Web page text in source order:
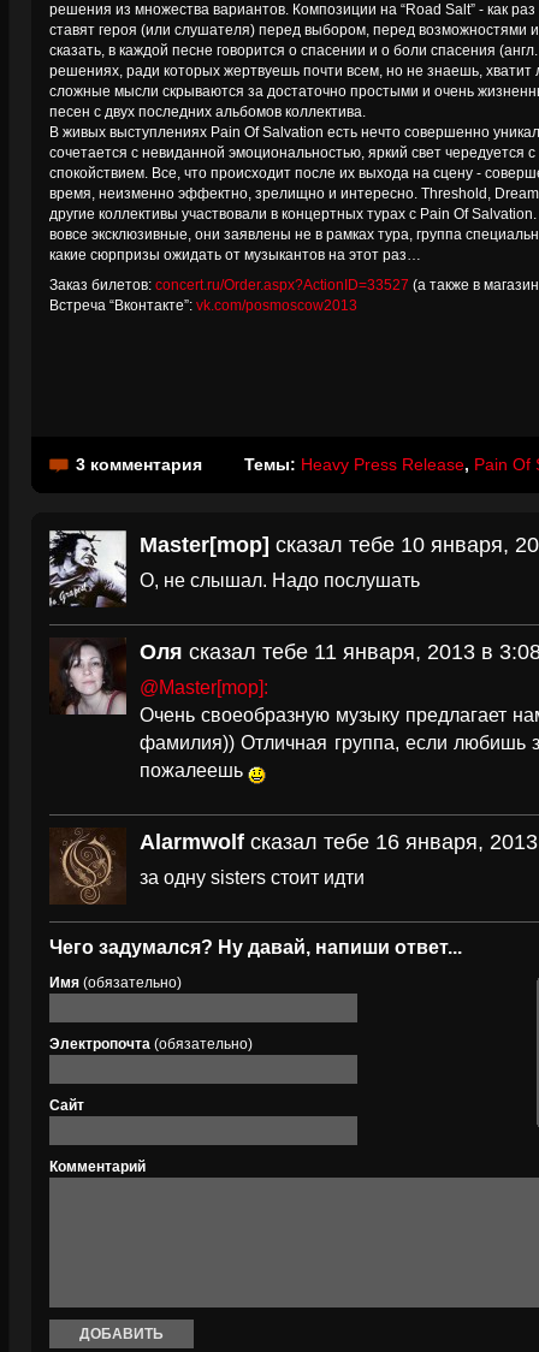
решения из множества вариантов. Композиции на “Road Salt” - как
ставят героя (или слушателя) перед выбором, перед
сказать, в каждой песне говорится о спасении и о боли спасения
решениях, ради которых жертвуешь почти всем, но не знаешь, хватит
сложные мысли скрываются за достаточно простыми и очень
песен с двух последних альбомов коллектива.
В живых выступлениях Pain Of Salvation есть нечто совершенно
сочетается с невиданной эмоциональностью, яркий свет чередуется
спокойствием. Все, что происходит после их выхода на сцену -
время, неизменно эффектно, зрелищно и интересно. Threshold,
другие коллективы участвовали в концертных турах с Pain Of
вовсе эксклюзивные, они заявлены не в рамках тура, группа
какие сюрпризы ожидать от музыкантов на этот раз…
Заказ билетов: concert.ru/Order.aspx?ActionID=33527 (а также в
Встреча “Вконтакте”: vk.com/posmoscow2013
3 комментария Темы: Heavy Press Release, Pain Of
Master[mop] сказал тебе 10 января,
О, не слышал. Надо послушать
Оля сказал тебе 11 января, 2013 в
@Master[mop]:
Очень своеобразную музыку предлагает
фамилия)) Отличная группа, если любишь
пожалеешь
Alarmwolf сказал тебе 16 января,
за одну sisters стоит идти
Чего задумался? Ну давай, напиши ответ...
Имя (обязательно)
Электропочта (обязательно)
Сайт
Комментарий